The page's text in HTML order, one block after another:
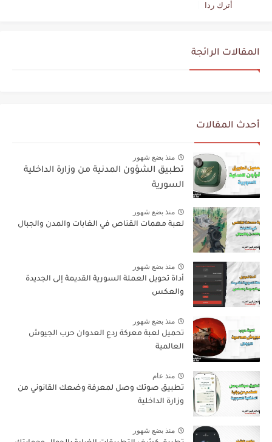
أترك ردا
المقالات الرائجة
أحدث المقالات
منذ بضع شهور
تطبيق الشؤون المدنية من وزارة الداخلية
السورية
منذ بضع شهور
لعبة مهمات القناص في الغابات والمدن والجبال
منذ بضع شهور
أداة تحويل العملة السورية القديمة إلى الجديدة
والعكس
منذ بضع شهور
تحميل لعبة معركة ردع العدوان حرب الجيوش
العالمية
منذ عام
تطبيق صوتك وصل لمعرفة وضعك القانوني من
وزارة الداخلية
منذ بضع شهور